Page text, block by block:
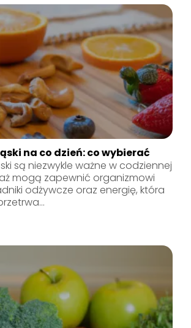
na co dzień: co wybierać
są niezwykle ważne w codziennej
mogą zapewnić organizmowi
odżywcze oraz energię, która